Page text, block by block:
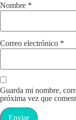
Nombre *
Correo electrónico *
Guarda mi nombre,
próxima vez que